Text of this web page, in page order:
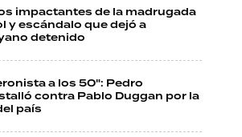
impactantes de la madrugada
y escándalo que dejó a
detenido
a los 50": Pedro
contra Pablo Duggan por la
país